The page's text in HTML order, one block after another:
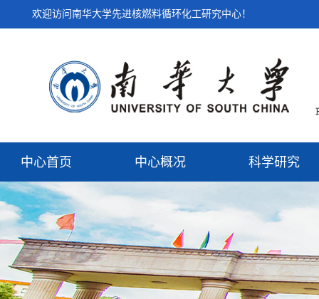
欢迎访问南华大学先进核燃料循环化工研究中心！
中心首页 中心概况 科学研究